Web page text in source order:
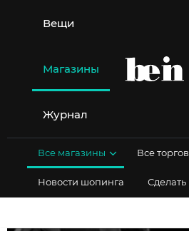
содержимому
Вещи
Магазины
Журнал
Все магазины Все
Новости шопинга